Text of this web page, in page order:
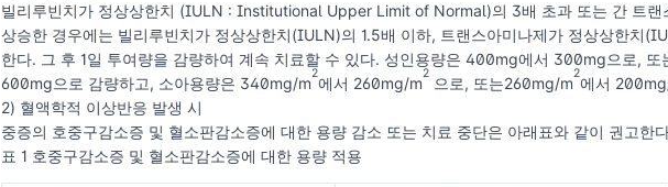
빌리루빈치가 정상상한치 (IULN : Institutional Upper Limit of Normal)의 3배 초과 또는 간 트
상승한 경우에는 빌리루빈치가 정상상한치(IULN)의 1.5배 이하, 트랜스아미나제가 정상상한치
한다. 그 후 1일 투여량을 감량하여 계속 치료할 수 있다. 성인용량은 400mg에서 300mg으로,
600mg으로 감량하고, 소아용량은 340mg/m
2
에서 260mg/m
2
으로, 또는260mg/m
2
에서
2) 혈액학적 이상반응 발생 시
중증의 호중구감소증 및 혈소판감소증에 대한 용량 감소 또는 치료 중단은 아래표와 같이 권고한
표 1 호중구감소증 및 혈소판감소증에 대한 용량 적용